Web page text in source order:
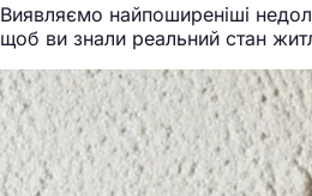
Виявляємо найпоширеніші
щоб ви знали реальний стан